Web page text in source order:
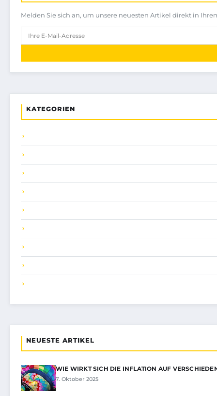
Melden Sie sich an, um unsere neuesten Artikel direkt in
KATEGORIEN
NEUESTE ARTIKEL
WIE WIRKT SICH DIE INFLATION AUF
7. Oktober 2025